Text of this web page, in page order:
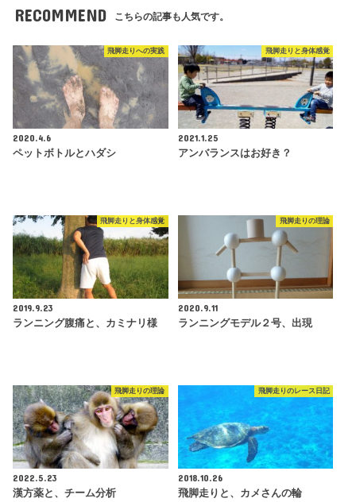
RECOMMEND こちらの記事も人気です。
飛脚走りへの実践
2020.4.6
ペットボトルとハダシ
飛脚走りと身体感覚
2021.1.25
アンバランスはお好き？
飛脚走りと身体感覚
2019.9.23
ランニング腹痛と、カミナリ様
飛脚走りの理論
2020.9.11
ランニングモデル２号、出現
飛脚走りの理論
2022.5.23
漢方薬と、チーム分析
飛脚走りのレース日記
2018.10.26
飛脚走りと、カメさんの輪